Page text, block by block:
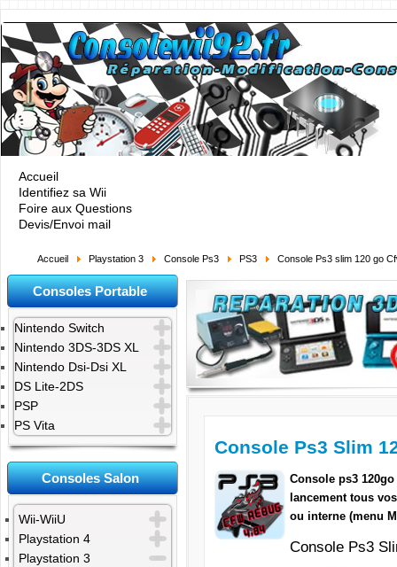
Accueil
Identifiez sa Wii
Foire aux Questions
Devis/Envoi mail
Accueil Playstation 3 Console Ps3 PS3 Console Ps3 slim 120 go
Consoles Portable
Nintendo Switch
Nintendo 3DS-3DS XL
Nintendo Dsi-Dsi XL
DS Lite-2DS
PSP
PS Vita
Consoles Salon
Wii-WiiU
Playstation 4
Playstation 3
Console Ps3 Slim
Console ps3
lancement tous
ou interne (menu
Console Ps3